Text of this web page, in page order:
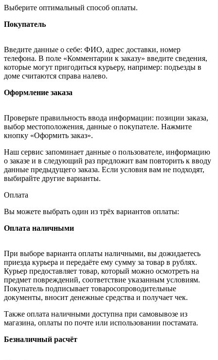
Выберите оптимальный способ оплаты.
Покупатель
Введите данные о себе: ФИО, адрес доставки, номер
телефона. В поле «Комментарии к заказу» введите сведения,
которые могут пригодиться курьеру, например: подъезды в
доме считаются справа налево.
Оформление заказа
Проверьте правильность ввода информации: позиции заказа,
выбор местоположения, данные о покупателе. Нажмите
кнопку «Оформить заказ».
Наш сервис запоминает данные о пользователе, информацию
о заказе и в следующий раз предложит вам повторить к вводу
данные предыдущего заказа. Если условия вам не подходят,
выбирайте другие варианты.
Оплата
Вы можете выбрать один из трёх вариантов оплаты:
Оплата наличными
При выборе варианта оплаты наличными, вы дожидаетесь
приезда курьера и передаёте ему сумму за товар в рублях.
Курьер предоставляет товар, который можно осмотреть на
предмет повреждений, соответствие указанным условиям.
Покупатель подписывает товаросопроводительные
документы, вносит денежные средства и получает чек.
Также оплата наличными доступна при самовывозе из
магазина, оплаты по почте или использовании постамата.
Безналичный расчёт